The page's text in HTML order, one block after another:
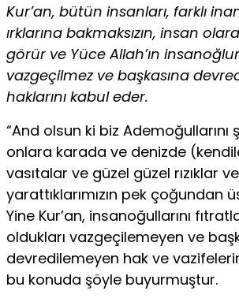
Kur’an, bütün insanları, farklı
ırklarına bakmaksızın, insan
görür ve Yüce Allah’ın
vazgeçilmez ve başkasına
haklarını kabul eder.
“And olsun ki biz Ademoğullarını
onlara karada ve denizde
vasıtalar ve güzel güzel rızıklar
yarattıklarımızın pek çoğundan
Yine Kur’an, insanoğullarını
oldukları vazgeçilemeyen ve
devredilemeyen hak ve
bu konuda şöyle buyurmuştur.